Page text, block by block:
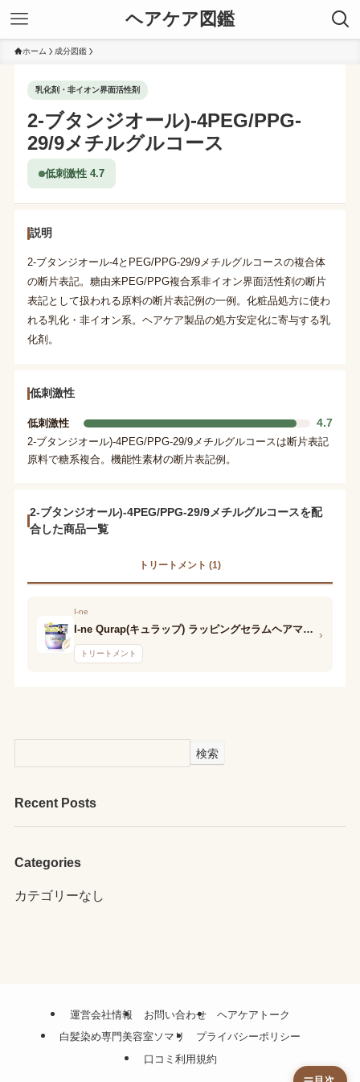
ヘアケア図鑑
ホーム 成分図鑑
乳化剤・非イオン界面活性剤
2-ブタンジオール)-4PEG/PPG-
29/9メチルグルコース
低刺激性 4.7
説明
2-ブタンジオール-4とPEG/PPG-29/9メチルグルコースの複合体
の断片表記。糖由来PEG/PPG複合系非イオン界面活性剤の断片
表記として扱われる原料の断片表記例の一例。化粧品処方に使わ
れる乳化・非イオン系。ヘアケア製品の処方安定化に寄与する乳
化剤。
低刺激性
低刺激性 4.7
2-ブタンジオール)-4PEG/PPG-29/9メチルグルコースは断片表記
原料で糖系複合。機能性素材の断片表記例。
2-ブタンジオール)-4PEG/PPG-29/9メチルグルコースを配
合した商品一覧
トリートメント (1)
I-ne
I-ne Qurap(キュラップ) ラッピングセラムヘアマスク
トリートメント
›
検索
Recent Posts
Categories
カテゴリーなし
運営会社情報 お問い合わせ
ヘアケアトーク
白髪染め専門美容室ソマリ
プライバシーポリシー
口コミ利用規約